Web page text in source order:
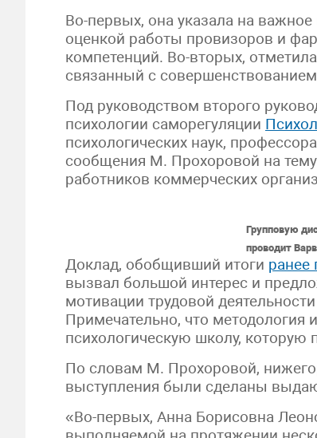
Во-первых, она указала на
оценкой работы провизоров и
компетенций. Во-вторых,
связанный с
Под руководством второго
психологии саморегуляции
психологических наук,
сообщения М. Прохоровой на тему
работников коммерческих
Групповую
проводит
Доклад, обобщивший итоги ранее
вызвал большой интерес и
мотивации трудовой
Примечательно, что методология
психологическую школу, которую
По словам М. Прохоровой,
выступления были сделаны
«Во-первых, Анна Борисовна